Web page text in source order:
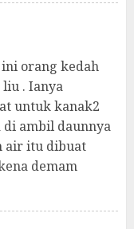
orang kedah
. Ianya
untuk kanak2
di ambil daunnya
air itu dibuat
demam